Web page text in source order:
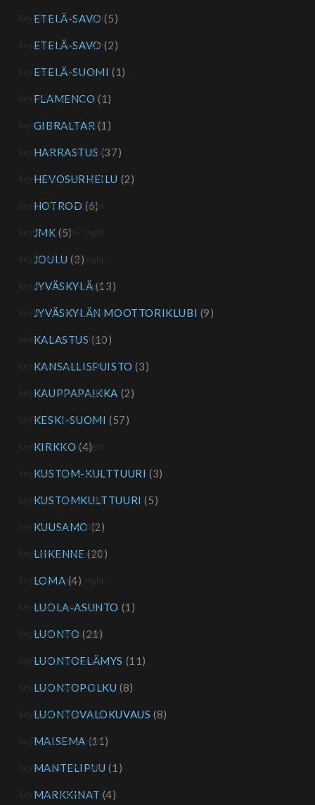
ETELÄ-SAVO (5)
ETELÄ-SAVO (2)
ETELÄ-SUOMI (1)
FLAMENCO (1)
GIBRALTAR (1)
HARRASTUS (37)
HEVOSURHEILU (2)
HOTROD (6)
JMK (5)
JOULU (3)
JYVÄSKYLÄ(13)
JYVÄSKYLÄN MOOTTORIKLUBI (9)
KALASTUS (10)
KANSALLISPUISTO (3)
KAUPPAPAIKKA (2)
KESKI-SUOMI (57)
KIRKKO (4)
KUSTOM-KULTTUURI (3)
KUSTOMKULTTUURI (5)
KUUSAMO (2)
LIIKENNE (20)
LOMA (4)
LUOLA-ASUNTO (1)
LUONTO (21)
LUONTOELÄMYS (11)
LUONTOPOLKU (8)
LUONTOVALOKUVAUS (8)
MAISEMA (11)
MANTELIPUU (1)
MARKKINAT (4)